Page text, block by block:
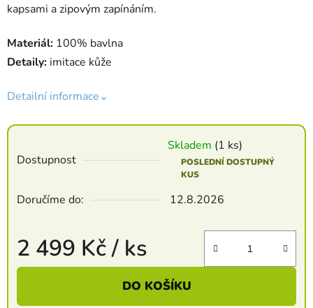
kapsami a zipovým zapínáním.
Materiál: 100% bavlna
Detaily: imitace kůže
Detailní informace⌄
Dostupnost
Skladem (1 ks)
POSLEDNÍ DOSTUPNÝ
KUS
Doručíme do: 12.8.2026
2 499 Kč/ ks
Měrná cena:
DO KOŠÍKU